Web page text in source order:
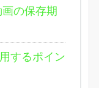
の保存期
するポイン